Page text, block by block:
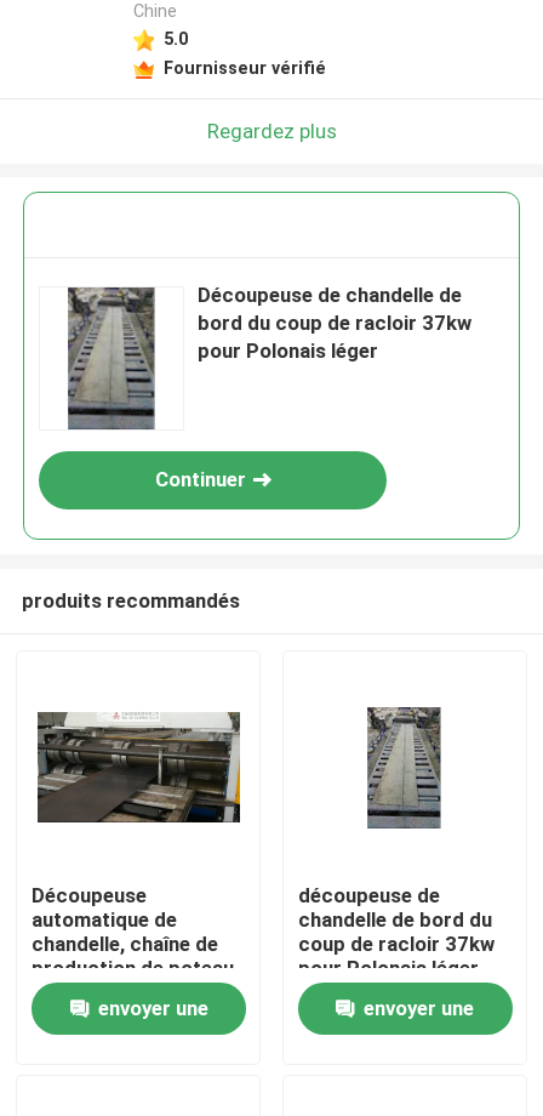
Accueil
Produits
Chine
5.0
Fournisseur vérifié
Regardez plus
Découpeuse de chandelle de
bord du coup de racloir 37kw
pour Polonais léger
Continuer
produits recommandés
Découpeuse
automatique de
chandelle, chaîne de
production de poteau
de réverbère de
12000mmenvoyer une
découpeuse de
chandelle de bord du
coup de racloir 37kw
pour Polonais léger
envoyer une